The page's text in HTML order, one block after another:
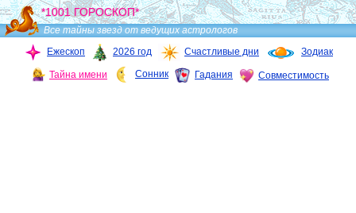
*1001 ГОРОСКОП*
Все тайны звезд от ведущих астрологов
Ежескоп
2026 год Счастливые дни Зодиак
Тайна имени Сонник Гадания Совместимость